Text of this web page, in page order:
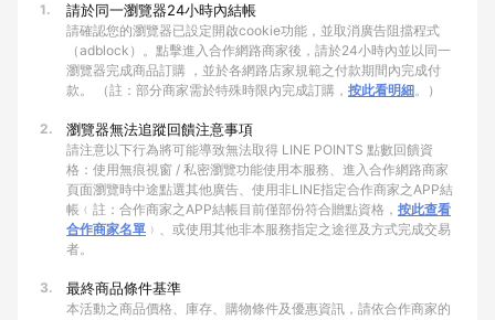
1. 請於同一瀏覽器24小時內結帳
請確認您的瀏覽器已設定開啟cookie功能，並取消廣告阻擋程式
（adblock）。點擊進入合作網路商家後，請於24小時內並以同一
瀏覽器完成商品訂購 ，並於各網路店家規範之付款期間內完成付
款。 （註：部分商家需於特殊時限內完成訂購， 按此看明細。）
2. 瀏覽器無法追蹤回饋注意事項
請注意以下行為將可能導致無法取得 LINE POINTS 點數回饋資
格：使用無痕視窗 / 私密瀏覽功能使用本服務、進入合作網路商家
頁面瀏覽時中途點選其他廣告、使用非LINE指定合作商家之APP結
帳﹙註：合作商家之APP結帳目前僅部份符合贈點資格， 按此查看
合作商家名單 ﹚、或使用其他非本服務指定之途徑及方式完成交易
者。
3. 最終商品條件基準
本活動之商品價格、庫存、購物條件及優惠資訊，請依合作商家的